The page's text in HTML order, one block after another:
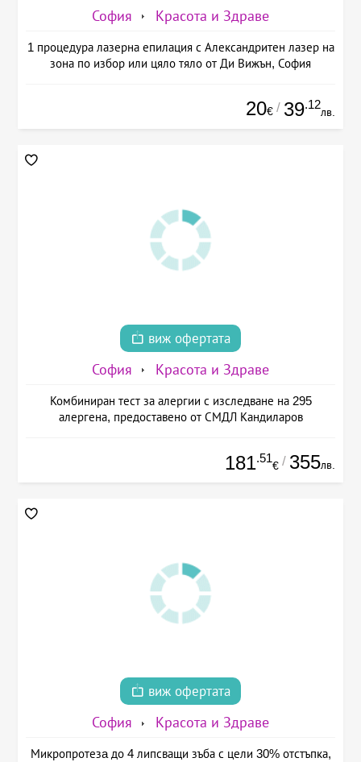
София Красота и Здраве
1 процедура лазерна епилация с Александритен лазер на
зона по избор или цяло тяло от Ди Вижън, София
20€ / 39.12
лв.
виж офертата
София Красота и Здраве
Комбиниран тест за алергии с изследване на 295
алергена, предоставено от СМДЛ Кандиларов
181.51
€ / 355лв.
виж офертата
София Красота и Здраве
Микропротезa до 4 липсващи зъба с цели 30% отстъпка,